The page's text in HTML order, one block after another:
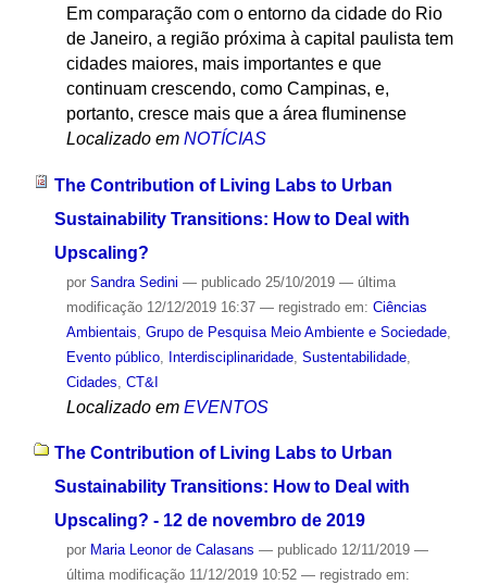
Em comparação com o entorno da cidade do Rio
de Janeiro, a região próxima à capital paulista tem
cidades maiores, mais importantes e que
continuam crescendo, como Campinas, e,
portanto, cresce mais que a área fluminense
Localizado em NOTÍCIAS
The Contribution of Living Labs to Urban
Sustainability Transitions: How to Deal with
Upscaling?
por Sandra Sedini — publicado25/10/2019 — última
modificação12/12/2019 16:37 — registrado em: Ciências
Ambientais Grupo de Pesquisa Meio Ambiente e Sociedade,
Evento público, Interdisciplinaridade, Sustentabilidade,
Cidades CT&I
Localizado em EVENTOS
The Contribution of Living Labs to Urban
Sustainability Transitions: How to Deal with
Upscaling? - 12 de novembro de 2019
por Maria Leonor de Calasans — publicado12/11/2019 —
última modificação11/12/2019 10:52 — registrado em: